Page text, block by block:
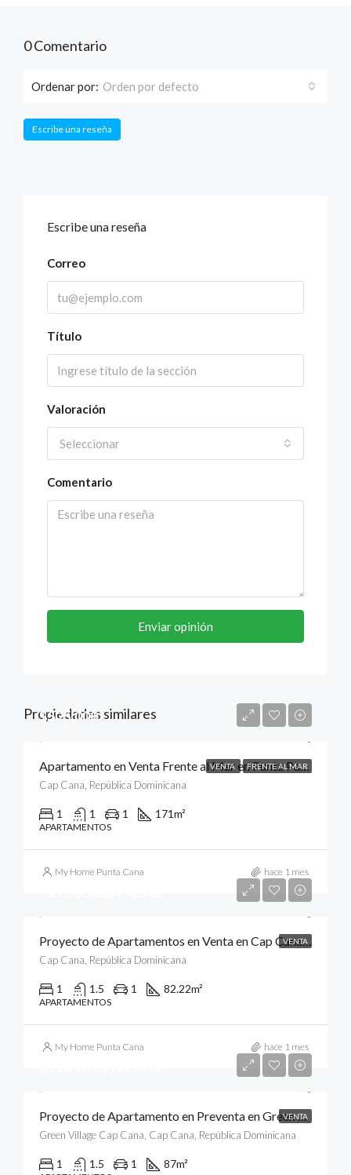
0 Comentario
Ordenar por: Orden por defecto
Escribe una reseña
Escribe una reseña
Correo
Título
Valoración
Seleccionar
Comentario
Enviar opinión
Propiedades similares
VENTA FRENTE AL MAR
$525,000
Apartamento en Venta Frente al Mar en Punta Palmera, Cap Cana, Punta Cana
Cap Cana, República Dominicana
1 1 1 171m²
APARTAMENTOS
My Home Punta Cana hace 1 mes
VENTAProyecto de Apartamentos en Venta en Cap Cana, Punta Cana
Cap Cana, República Dominicana
1 1.5 1 82.22m²
APARTAMENTOS
My Home Punta Cana hace 1 mes
VENTA
Proyecto de Apartamento en Preventa en Green Village Condos, Cap Cana, Punta Cana
Green Village Cap Cana, Cap Cana, República Dominicana
1 1.5 1 87m²